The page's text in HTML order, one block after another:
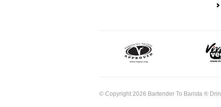
© Copyright 2026 Bartender To Barista ®